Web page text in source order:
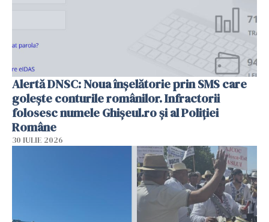
Alertă DNSC: Noua înșelătorie prin SMS care
golește conturile românilor. Infractorii
folosesc numele Ghișeul.ro și al Poliției
Române
30 IULIE 2026